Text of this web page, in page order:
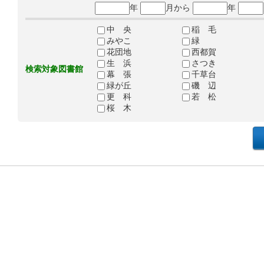
年
月から 年
検索対象図書館
中 央
稲 毛
みやこ
緑
花団地
西都賀
生 浜
さつき
幕 張
千草台
緑が丘
磯 辺
更 科
若 松
桜 木